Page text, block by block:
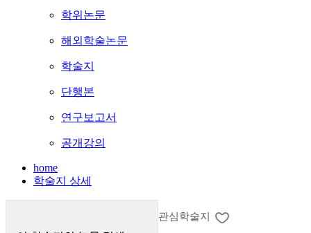
학위논문
해외학술논문
학술지
단행본
연구보고서
공개강의
home
학술지 상세
관심학술지